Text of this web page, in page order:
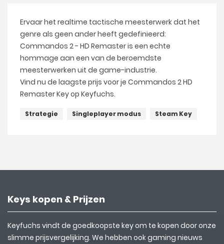
Ervaar het realtime tactische meesterwerk dat het
genre als geen ander heeft gedefinieerd:
Commandos 2 - HD Remaster is een echte
hommage aan een van de beroemdste
meesterwerken uit de game-industrie.
Vind nu de laagste prijs voor je Commandos 2 HD
Remaster Key op Keyfuchs.
Strategie Singleplayer modus Steam Key
Keys kopen & Prijzen
Keyfuchs vindt de goedkoopste key om te kopen door onze
slimme prijsvergelijking. We hebben ook gaming nieuws